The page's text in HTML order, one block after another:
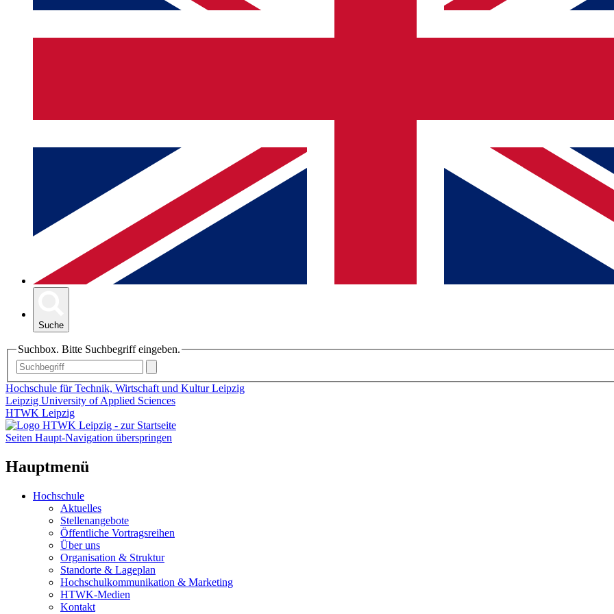
Suche
Suchbox. Bitte Suchbegriff eingeben.
Hochschule für Technik, Wirtschaft und Kultur Leipzig
Leipzig University of Applied Sciences
HTWK Leipzig
Seiten Haupt-Navigation überspringen
Hauptmenü
Hochschule
Aktuelles
Stellenangebote
Öffentliche Vortragsreihen
Über uns
Organisation & Struktur
Standorte & Lageplan
Hochschulkommunikation & Marketing
HTWK-Medien
Kontakt